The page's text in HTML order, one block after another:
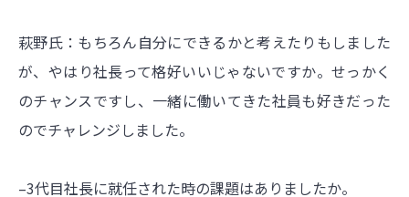
萩野氏：もちろん自分にできるかと考えたりもしました
が、やはり社長って格好いいじゃないですか。せっかく
のチャンスですし、一緒に働いてきた社員も好きだった
のでチャレンジしました。
–3代目社長に就任された時の課題はありましたか。